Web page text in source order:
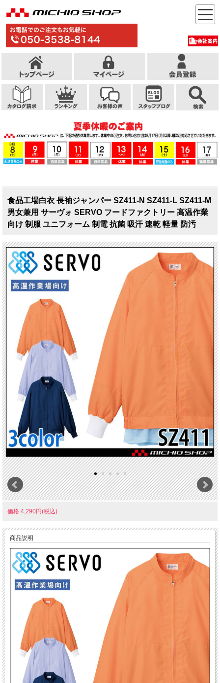
食品工場白衣 長袖ジャンパー SZ411-N SZ411-L SZ411-M
男女兼用 サーヴォ SERVO フードファクトリー 高温作業
向け 制服 ユニフォーム 制電 抗菌 吸汗 速乾 軽量 防汚
価格:4,290円(税込)
商品説明